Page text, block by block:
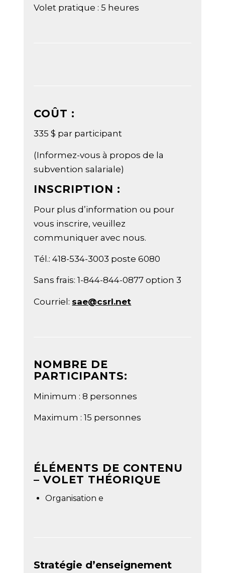
Volet pratique : 5 heures
COÛT :
335 $ par participant
(Informez-vous à propos de la
subvention salariale)
INSCRIPTION :
Pour plus d’information ou pour
vous inscrire, veuillez
communiquer avec nous.
Tél.: 418-534-3003 poste 6080
Sans frais: 1-844-844-0877 option 3
Courriel: sae@csrl.net
NOMBRE DE
PARTICIPANTS:
Minimum : 8 personnes
Maximum : 15 personnes
ÉLÉMENTS DE CONTENU
– VOLET THÉORIQUE
Organisation e
Stratégie d’enseignement